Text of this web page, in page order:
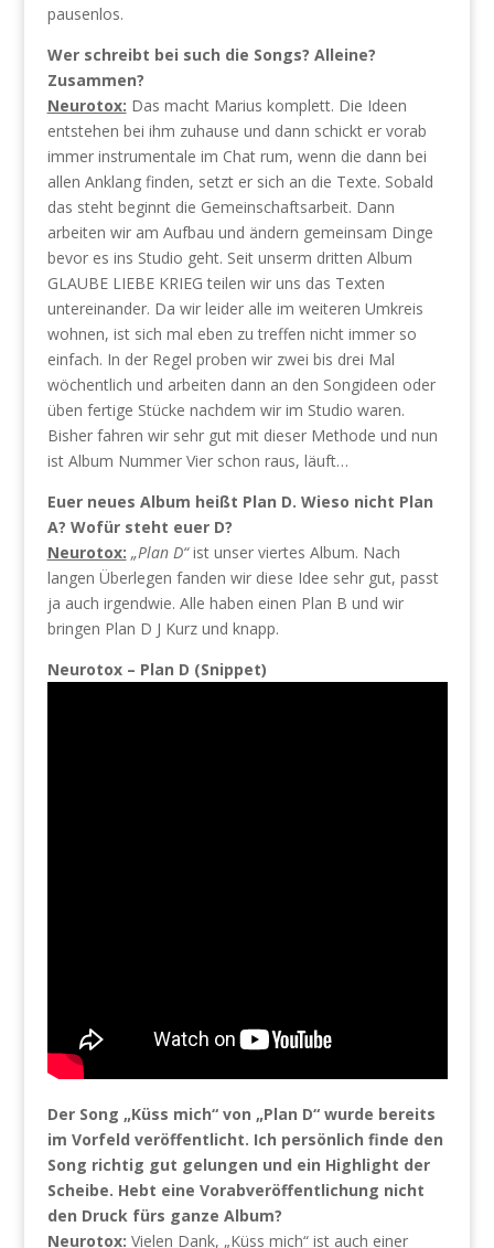
pausenlos.
Wer schreibt bei such die Songs? Alleine?
Zusammen?
Neurotox: Das macht Marius komplett. Die Ideen
entstehen bei ihm zuhause und dann schickt er vorab
immer instrumentale im Chat rum, wenn die dann bei
allen Anklang finden, setzt er sich an die Texte. Sobald
das steht beginnt die Gemeinschaftsarbeit. Dann
arbeiten wir am Aufbau und ändern gemeinsam Dinge
bevor es ins Studio geht. Seit unserm dritten Album
GLAUBE LIEBE KRIEG teilen wir uns das Texten
untereinander. Da wir leider alle im weiteren Umkreis
wohnen, ist sich mal eben zu treffen nicht immer so
einfach. In der Regel proben wir zwei bis drei Mal
wöchentlich und arbeiten dann an den Songideen oder
üben fertige Stücke nachdem wir im Studio waren.
Bisher fahren wir sehr gut mit dieser Methode und nun
ist Album Nummer Vier schon raus, läuft…
Euer neues Album heißt Plan D. Wieso nicht Plan
A? Wofür steht euer D?
Neurotox: „Plan D“ist unser viertes Album. Nach
langen Überlegen fanden wir diese Idee sehr gut, passt
ja auch irgendwie. Alle haben einen Plan B und wir
bringen Plan D J Kurz und knapp.
Neurotox – Plan D (Snippet)
Der Song „Küss mich“ von „Plan D“ wurde bereits
im Vorfeld veröffentlicht. Ich persönlich finde den
Song richtig gut gelungen und ein Highlight der
Scheibe. Hebt eine Vorabveröffentlichung nicht
den Druck fürs ganze Album?
Neurotox: Vielen Dank, „Küss mich“ ist auch einer